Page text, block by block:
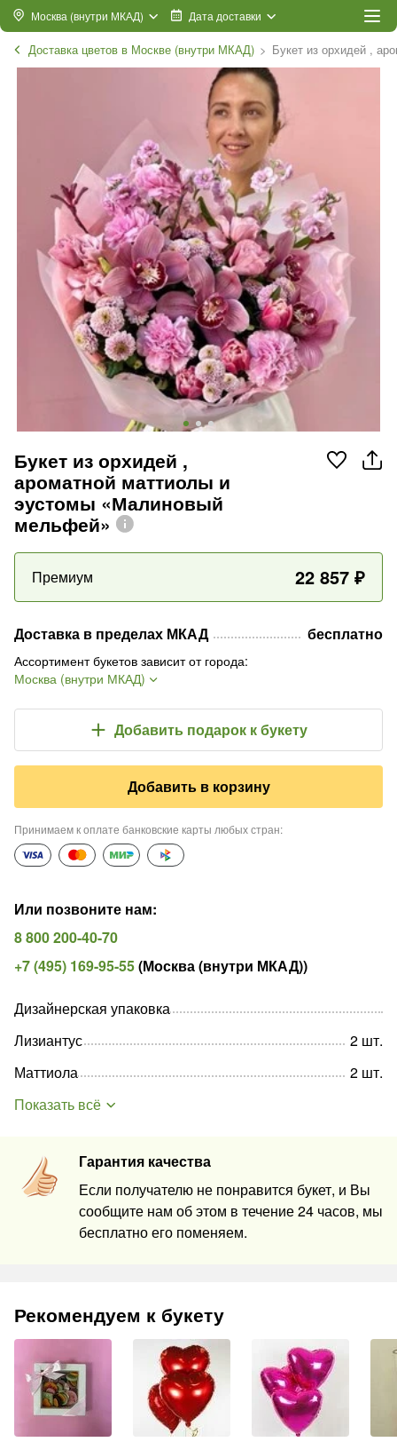
Москва (внутри МКАД) Дата доставки
Доставка цветов в Москве (внутри МКАД) Букет из орхидей ,
Букет из орхидей ,
ароматной маттиолы и
эустомы «Малиновый
мельфей»
Премиум 22 857 ₽
Доставка в пределах МКАД бесплатно
Ассортимент букетов зависит от города:
Москва (внутри МКАД)
Добавить подарок к букету
Добавить в корзину
Принимаем к оплате банковские карты любых стран:
Или позвоните нам:
8 800 200-40-70
+7 (495) 169-95-55(Москва (внутри МКАД))
Гарантия качества
Если получателю не понравится букет, и Вы
сообщите нам об этом в течение 24 часов, мы
бесплатно его поменяем.
Дизайнерская упаковка
Лизиантус
2 шт.
Маттиола
2 шт.
Показать всё
Рекомендуем к букету